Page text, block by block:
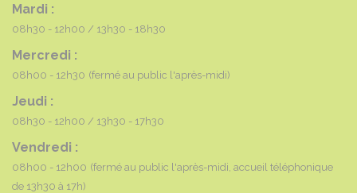
Mardi :
08h30 - 12h00 13h30 - 18h30
Mercredi :
08h00 - 12h30 (fermé au public l'après-midi)
Jeudi :
08h30 - 12h00 13h30 - 17h30
Vendredi :
08h00 - 12h00 (fermé au public l'après-midi, accueil téléphonique
de 13h30 à 17h)